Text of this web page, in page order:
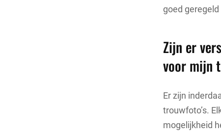
goed geregeld
Zijn er
voor mijn
Er zijn
trouwfoto’s.
mogelijkheid